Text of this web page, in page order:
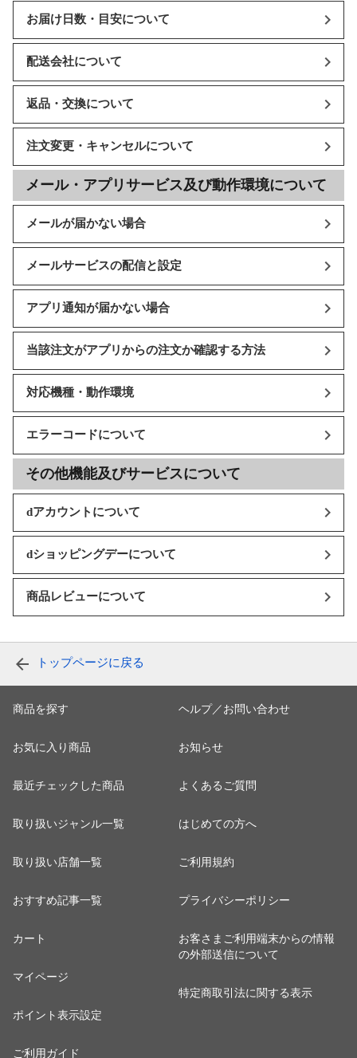
お届け日数・目安について
配送会社について
返品・交換について
注文変更・キャンセルについて
メール・アプリサービス及び動作環境について
メールが届かない場合
メールサービスの配信と設定
アプリ通知が届かない場合
当該注文がアプリからの注文か確認する方法
対応機種・動作環境
エラーコードについて
その他機能及びサービスについて
dアカウントについて
dショッピングデーについて
商品レビューについて
トップページに戻る
商品を探す
お気に入り商品
最近チェックした商品
取り扱いジャンル一覧
取り扱い店舗一覧
おすすめ記事一覧
カート
マイページ
ポイント表示設定
ご利用ガイド
ヘルプ／お問い合わせ
お知らせ
よくあるご質問
はじめての方へ
ご利用規約
プライバシーポリシー
お客さまご利用端末からの情報
の外部送信について
特定商取引法に関する表示